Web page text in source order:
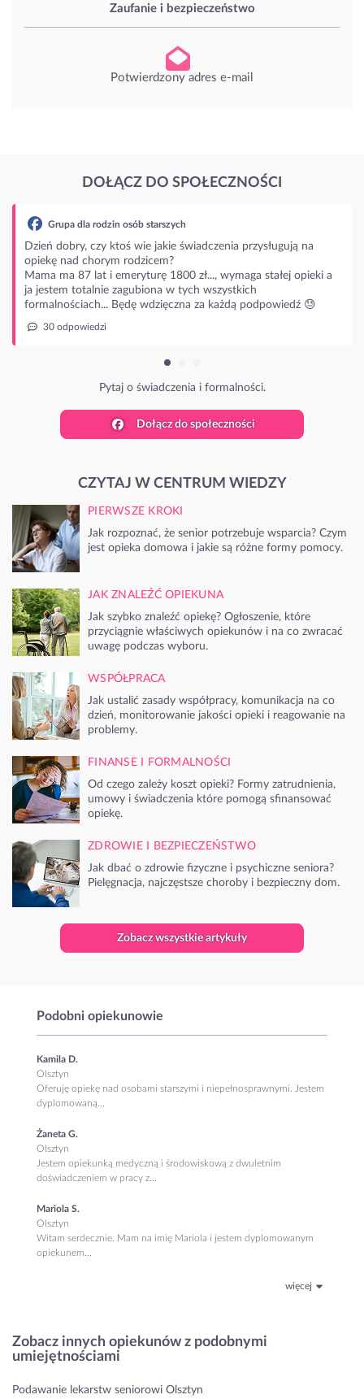
Zaufanie i bezpieczeństwo
Potwierdzony adres e-mail
DOŁĄCZ DO SPOŁECZNOŚCI
dla rodzin osób starszych
czy ktoś wie jakie świadczenia przysługują na
nad chorym rodzicem?
ma 87 lat i emeryturę 1800 zł..., wymaga stałej opieki a
totalnie zagubiona w tych wszystkich
Będę wdzięczna za każdą podpowiedź 😓
Pytaj o świadczenia i formalności.
Dołącz do społeczności
CZYTAJ W CENTRUM WIEDZY
PIERWSZE KROKI
Jak rozpoznać, że senior potrzebuje wsparcia? Czym
jest opieka domowa i jakie są różne formy pomocy.
JAK ZNALEŹĆ OPIEKUNA
Jak szybko znaleźć opiekę? Ogłoszenie, które
przyciągnie właściwych opiekunów i na co zwracać
uwagę podczas wyboru.
WSPÓŁPRACA
Jak ustalić zasady współpracy, komunikacja na co
dzień, monitorowanie jakości opieki i reagowanie na
problemy.
FINANSE I FORMALNOŚCI
Od czego zależy koszt opieki? Formy zatrudnienia,
umowy i świadczenia które pomogą sfinansować
opiekę.
ZDROWIE I BEZPIECZEŃSTWO
Jak dbać o zdrowie fizyczne i psychiczne seniora?
Pielęgnacja, najczęstsze choroby i bezpieczny dom.
Zobacz wszystkie artykuły
Podobni opiekunowie
Kamila D.
Olsztyn
Oferuję opiekę nad osobami starszymi i niepełnosprawnymi. Jestem
dyplomowaną...
Żaneta G.
Olsztyn
Jestem opiekunką medyczną i środowiskową z dwuletnim
doświadczeniem w pracy z...
Mariola S.
Olsztyn
Witam serdecznie. Mam na imię Mariola i jestem dyplomowanym
opiekunem...
więcej
Zobacz innych opiekunów z podobnymi
umiejętnościami
Podawanie lekarstw seniorowi Olsztyn